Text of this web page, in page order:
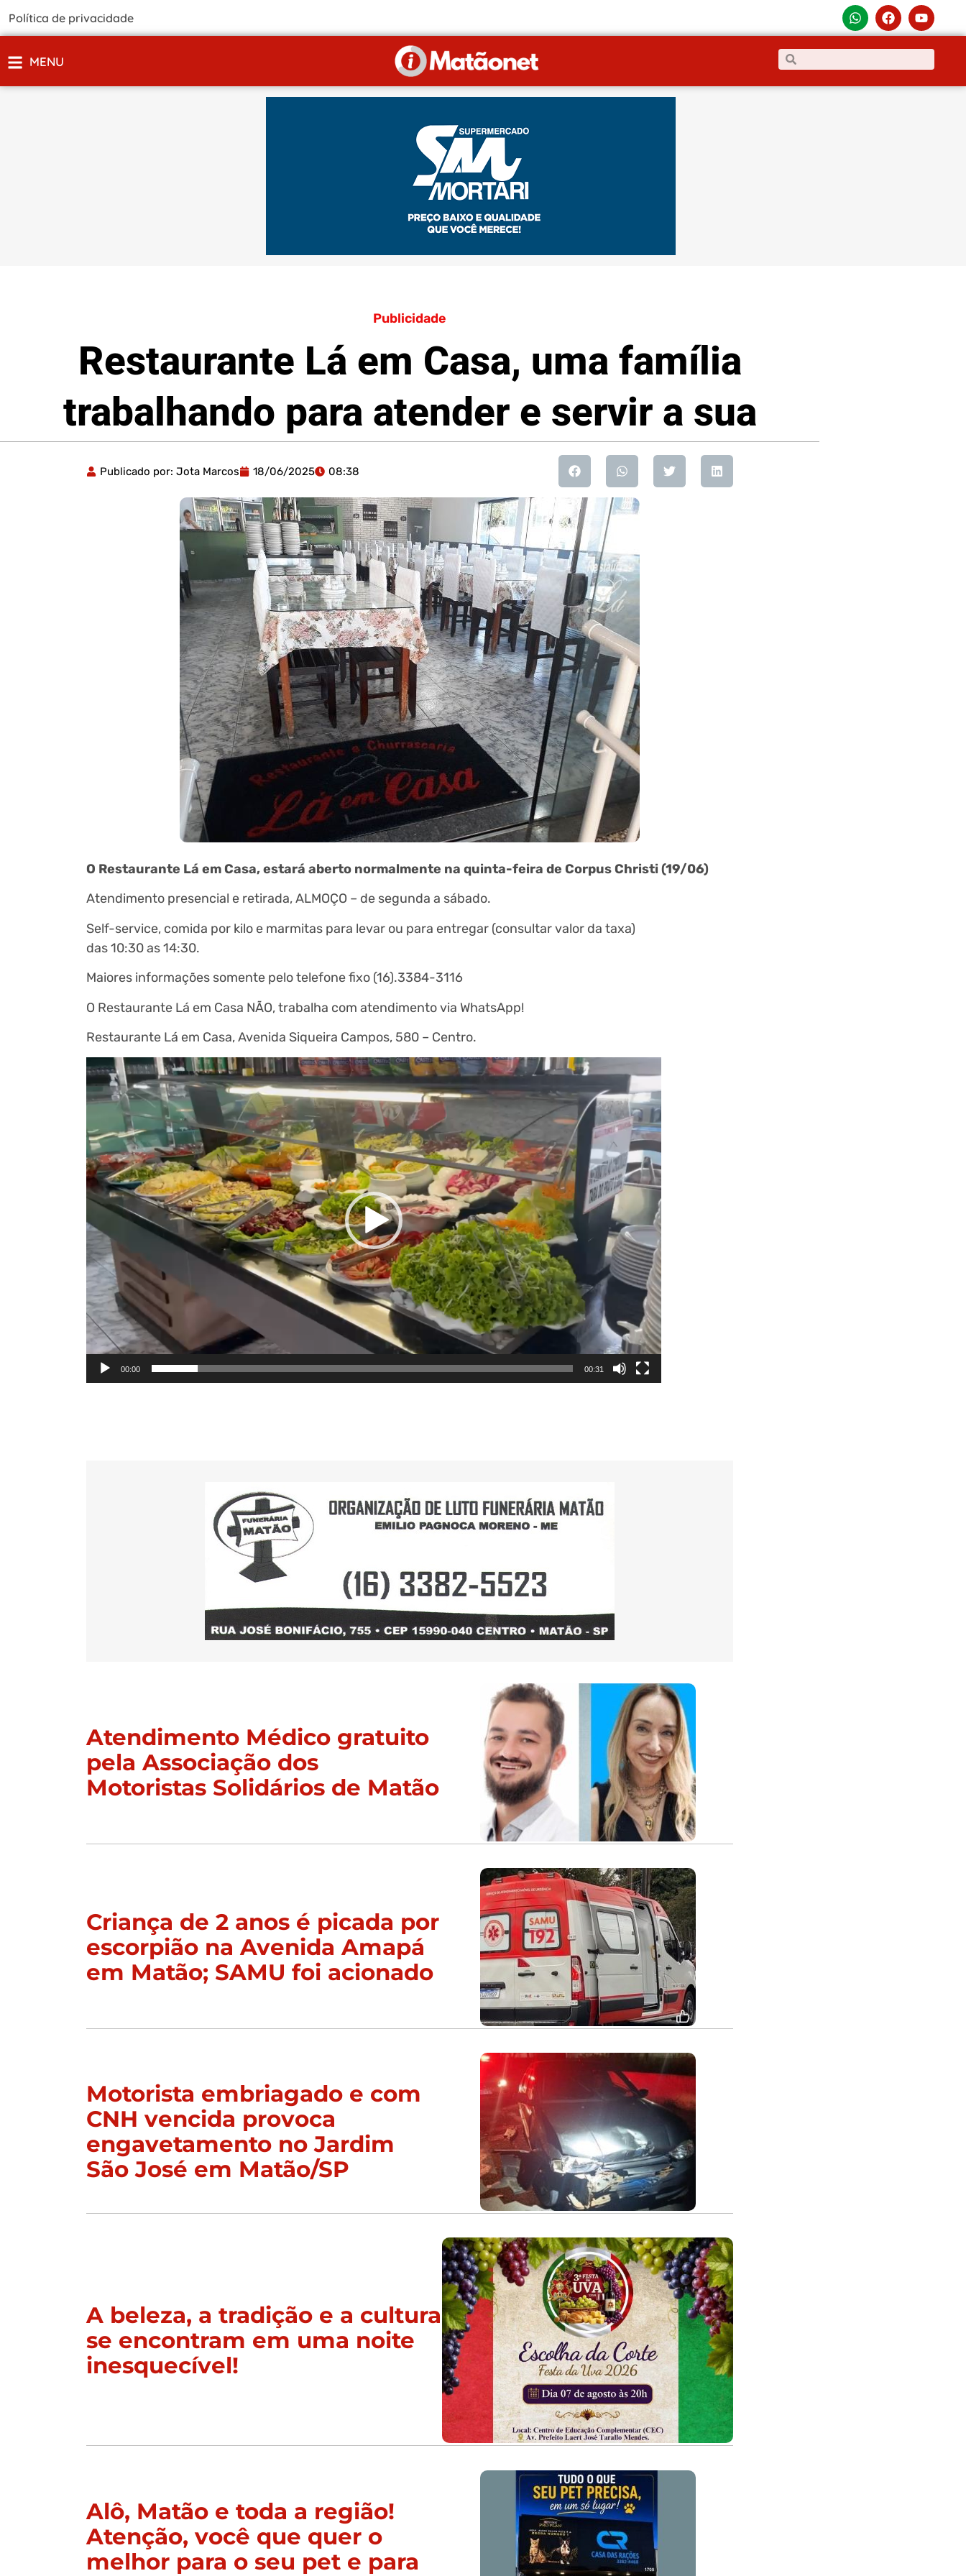
Política de privacidade
MENU
Publicidade
Restaurante Lá em Casa, uma família
trabalhando para atender e servir a sua
Publicado por: Jota Marcos 18/06/2025 08:38
O Restaurante Lá em Casa, estará aberto normalmente na quinta-feira de Corpus Christi (19/06)
Atendimento presencial e retirada, ALMOÇO – de segunda a sábado.
Self-service, comida por kilo e marmitas para levar ou para entregar (consultar valor da taxa)
das 10:30 as 14:30.
Maiores informações somente pelo telefone fixo (16).3384-3116
O Restaurante Lá em Casa NÃO, trabalha com atendimento via WhatsApp!
Restaurante Lá em Casa, Avenida Siqueira Campos, 580 – Centro.
Tocador
de
vídeo
00:00 00:31
Atendimento Médico gratuito
pela Associação dos
Motoristas Solidários de Matão
Criança de 2 anos é picada por
escorpião na Avenida Amapá
em Matão; SAMU foi acionado
Motorista embriagado e com
CNH vencida provoca
engavetamento no Jardim
São José em Matão/SP
A beleza, a tradição e a cultura
se encontram em uma noite
inesquecível!
Alô, Matão e toda a região!
Atenção, você que quer o
melhor para o seu pet e para